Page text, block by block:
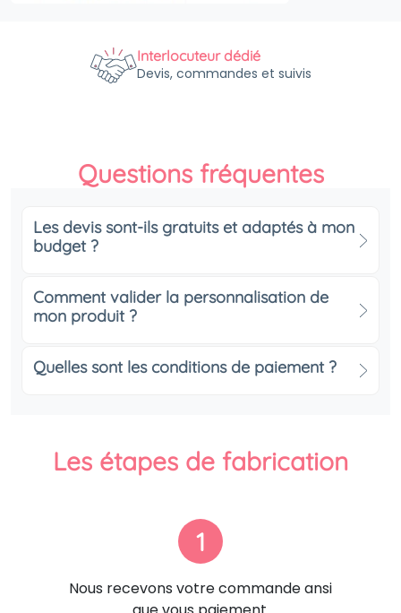
Interlocuteur dédié
Devis, commandes et suivis
Questions fréquentes
Les devis sont-ils gratuits et adaptés à mon
budget ?
Comment valider la personnalisation de
mon produit ?
Quelles sont les conditions de paiement ?
Les étapes de fabrication
1
Nous recevons votre commande ansi